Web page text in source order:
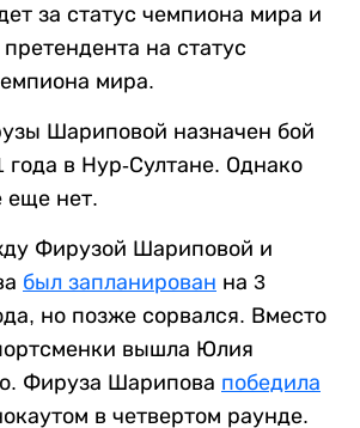
за статус чемпиона мира и
претендента на статус
мира.
Шариповой назначен бой
года в Нур-Султане. Однако
еще нет.
Фирузой Шариповой и
был запланирован на 3
но позже сорвался. Вместо
вышла Юлия
Фируза Шарипова победила
в четвертом раунде.